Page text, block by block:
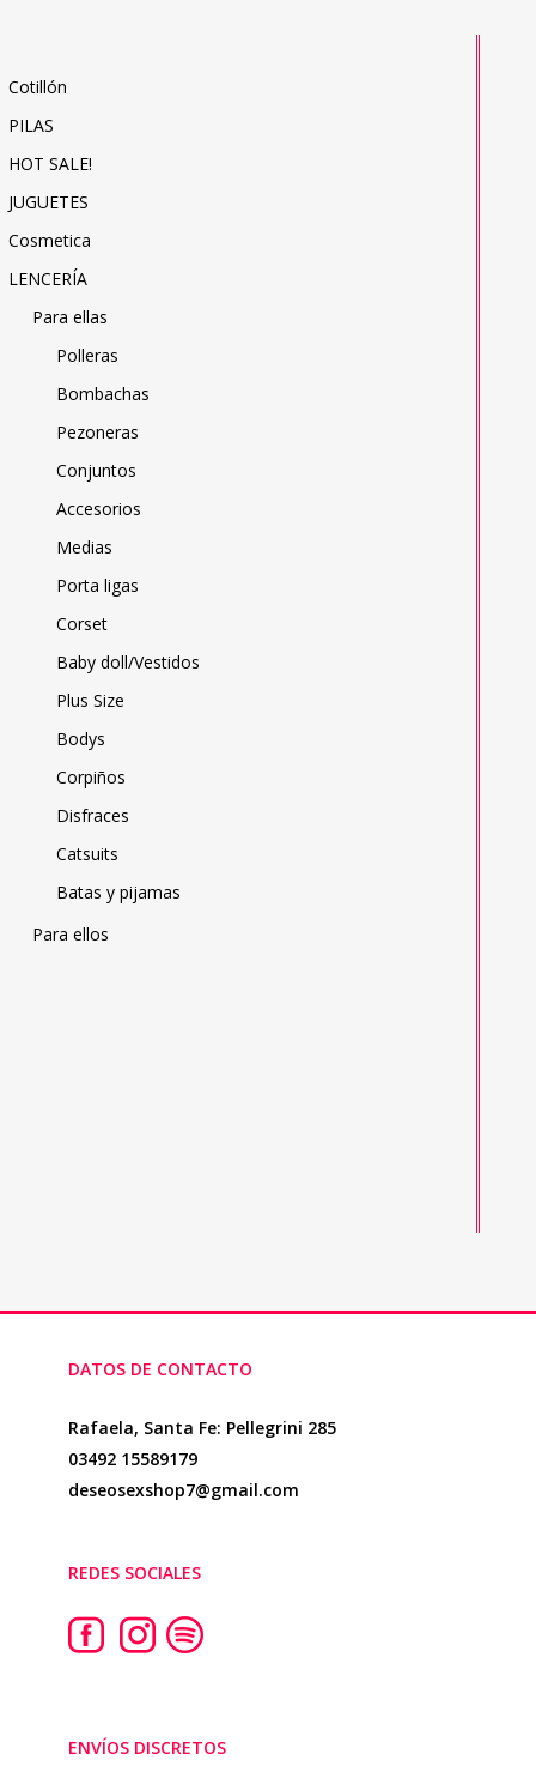
Cotillón
PILAS
HOT SALE!
JUGUETES
Cosmetica
LENCERÍA
Para ellas
Polleras
Bombachas
Pezoneras
Conjuntos
Accesorios
Medias
Porta ligas
Corset
Baby doll/Vestidos
Plus Size
Bodys
Corpiños
Disfraces
Catsuits
Batas y pijamas
Para ellos
DATOS DE CONTACTO
Rafaela, Santa Fe: Pellegrini 285
03492 15589179
deseosexshop7@gmail.com
REDES SOCIALES
ENVÍOS DISCRETOS